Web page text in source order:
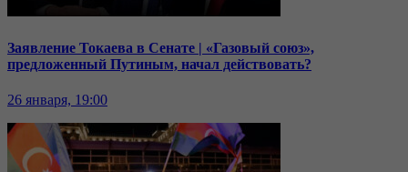
Заявление Токаева в Сенате | «Газовый союз»,
предложенный Путиным, начал действовать?
26 января, 19:00